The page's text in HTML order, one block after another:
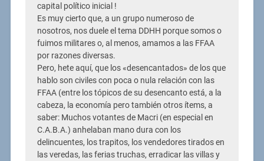
capital político inicial !
Es muy cierto que, a un grupo numeroso de
nosotros, nos duele el tema DDHH porque somos o
fuimos militares o, al menos, amamos a las FFAA
por razones diversas.
Pero, hete aquí, que los «desencantados» de los que
hablo son civiles con poca o nula relación con las
FFAA (entre los tópicos de su desencanto está, a la
cabeza, la economía pero también otros ítems, a
saber: Muchos votantes de Macri (en especial en
C.A.B.A.) anhelaban mano dura con los
delincuentes, los trapitos, los vendedores tirados en
las veredas, las ferias truchas, erradicar las villas y